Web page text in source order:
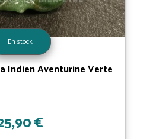
En stock
Indien Aventurine Verte
€